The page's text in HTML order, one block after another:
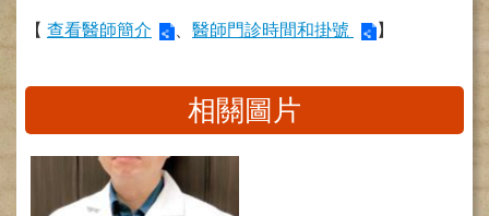
Management
Center)
【 查看醫師簡介 醫師門診時間和掛號 】
相關圖片